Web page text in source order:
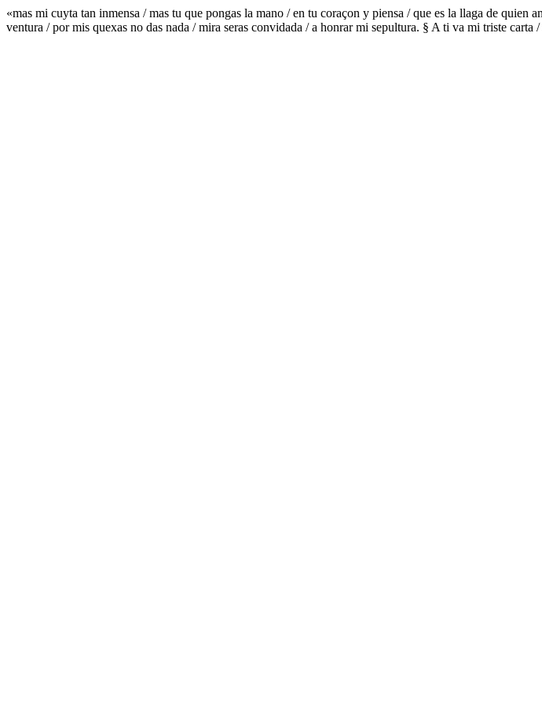
«mas mi cuyta tan inmensa / mas tu que pongas la mano / en tu coraçon y piensa / que es la llaga de
ventura / por mis quexas no das nada / mira seras convidada / a honrar mi sepultura. § A ti va mi triste carta